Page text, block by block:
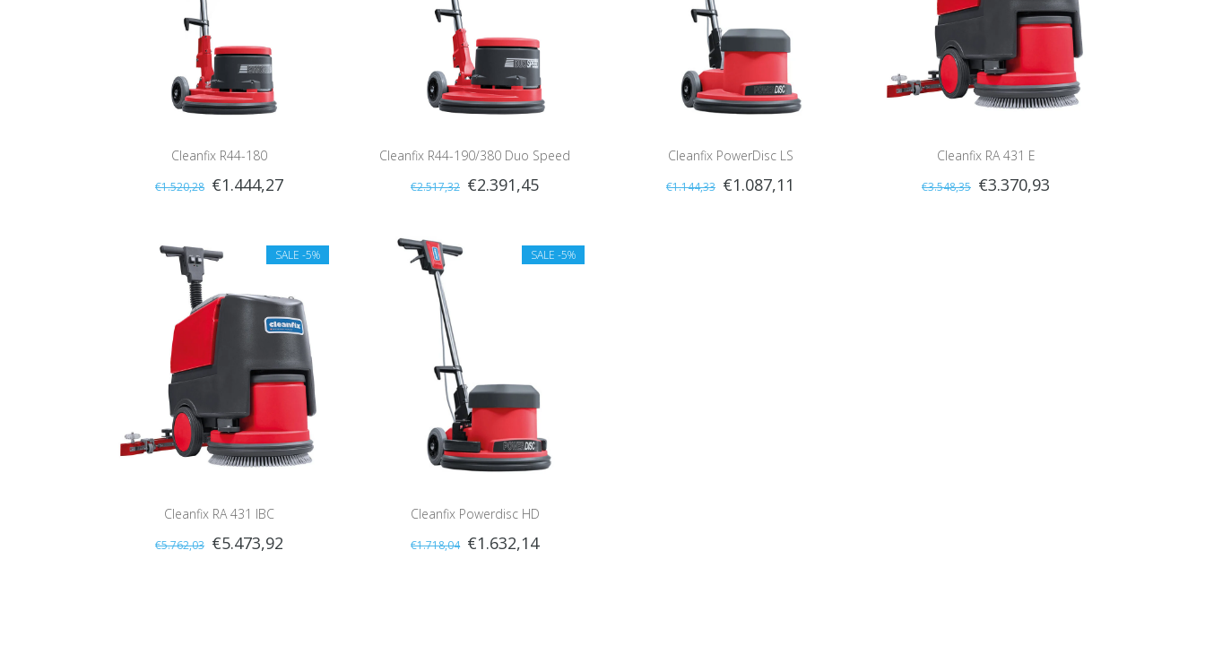
Cleanfix R44-180
€1.520,28 €1.444,27
Cleanfix R44-190/380 Duo Speed
€2.517,32 €2.391,45
Cleanfix PowerDisc LS
€1.144,33 €1.087,11
Cleanfix RA 431 E
€3.548,35 €3.370,93
SALE -5%
Cleanfix RA 431 IBC
€5.762,03 €5.473,92
SALE -5%
Cleanfix Powerdisc HD
€1.718,04 €1.632,14